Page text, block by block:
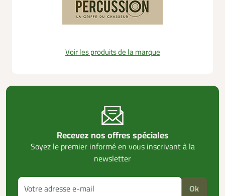
Voir les produits de la marque
Recevez nos offres spéciales
Soyez le premier informé en vous inscrivant à la
newsletter
Ok